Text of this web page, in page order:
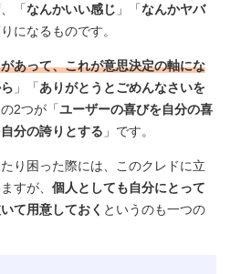
「なんかいい感じ 」「なんかヤバ
になるものです。
あって、これが意思決定の軸にな
」「ありがとうとごめんなさいを
2つが「ユーザーの喜びを自分の喜
分の誇りとする 」です。
り困った際には、このクレドに立
すが、 個人としても自分にとって
て用意しておく というのも一つの